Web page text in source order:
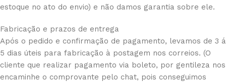
estoque no ato do envio) e não damos garantia sobre ele.
Fabricação e prazos de entrega
Após o pedido e confirmação de pagamento, levamos de 3 á
5 dias úteis para fabricação à postagem nos correios. (O
cliente que realizar pagamento via boleto, por gentileza nos
encaminhe o comprovante pelo chat, pois conseguimos